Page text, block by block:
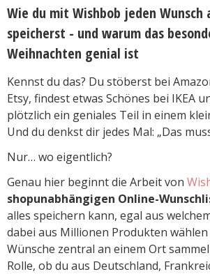
Wie du mit Wishbob jeden Wunsch
speicherst - und warum das
Weihnachten genial ist
Kennst du das? Du stöberst bei
Etsy, findest etwas Schönes bei IKEA
plötzlich ein geniales Teil in einem
Und du denkst dir jedes Mal: „Das
Nur… wo eigentlich?
Genau hier beginnt die Arbeit von
shopunabhängigen Online-
alles speichern kann, egal aus
dabei aus Millionen Produkten
Wünsche zentral an einem Ort
Rolle, ob du aus Deutschland,